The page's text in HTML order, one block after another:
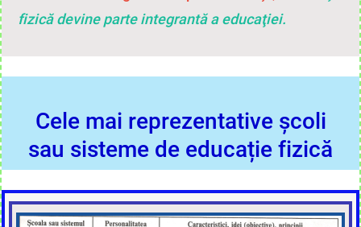
fizică devine parte integrantă a educaţiei.
Cele mai reprezentative școli
sau sisteme de educație fizică